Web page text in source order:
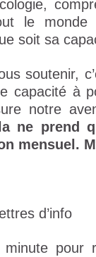
le monde
soit sa
soutenir,
capacité à
notre
ne prend
mensuel.
d’info
minute